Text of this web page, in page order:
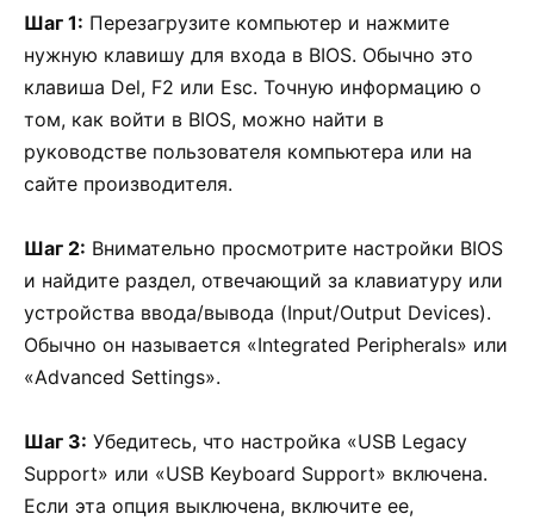
Шаг 1: Перезагрузите компьютер и нажмите
нужную клавишу для входа в BIOS. Обычно это
клавиша Del, F2 или Esc. Точную информацию о
том, как войти в BIOS, можно найти в
руководстве пользователя компьютера или на
сайте производителя.
Шаг 2: Внимательно просмотрите настройки BIOS
и найдите раздел, отвечающий за клавиатуру или
устройства ввода/вывода (Input/Output Devices).
Обычно он называется «Integrated Peripherals» или
«Advanced Settings».
Шаг 3: Убедитесь, что настройка «USB Legacy
Support» или «USB Keyboard Support» включена.
Если эта опция выключена, включите ее,